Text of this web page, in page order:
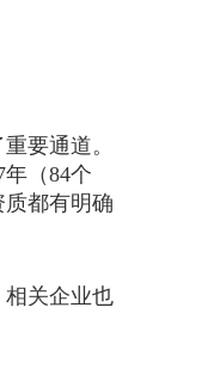
要通道。
（84个
都有明确
关企业也